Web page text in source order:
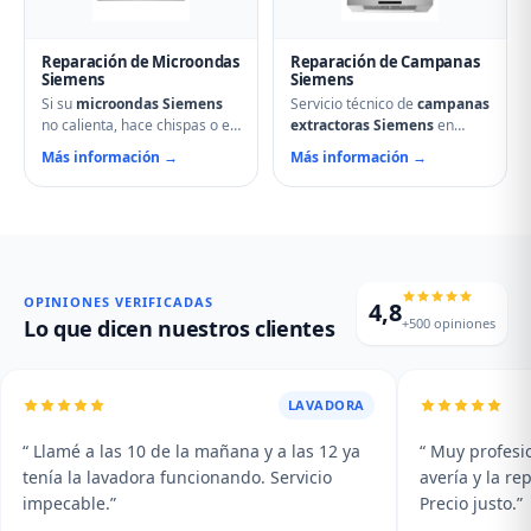
Reparación de Microondas
Siemens
Si su microondas Siemens
no calienta, hace chispas o el
plato no gira, contacte con
nuestro servicio técnico en
Aguilar de Campoo.
plato giratorio.
Más información →
Reparación de Campanas
Siemens
Servicio técnico de campanas
extractoras Siemensen
Aguilar de Campoo.
Reparamos motores,
problemas de aspiración,
limpieza profesional de su
Más información →
OPINIONES VERIFICADAS
Lo que dicen nuestros clientes 4,8+500 opiniones
LAVADORA
“ Llamé a las 10 de la mañana y a las 12 ya
tenía la lavadora funcionando. Servicio
impecable.”
“ Muy
avería y la
Precio justo.”